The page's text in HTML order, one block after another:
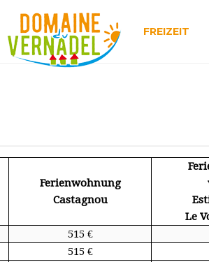
FREIZEIT
Ferienwohnung
Castagnou
Le
515 €
515 €